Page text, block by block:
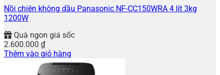
Nồi chiên không dầu Panasonic NF-CC150WRA 4 lít 3kg
1200W
Quà ngon giá sốc
2.600.000 ₫
Thêm vào giỏ hàng